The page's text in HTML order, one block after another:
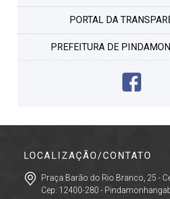
PORTAL DA
PREFEITURA DE
LOCALIZAÇÃO/CONTATO
Praça Barão do Rio Branco, 25 -
Cep: 12400-280 -